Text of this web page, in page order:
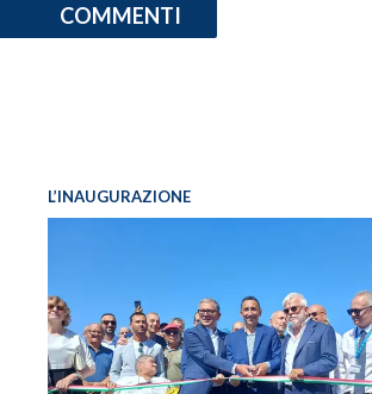
COMMENTI
L’INAUGURAZIONE